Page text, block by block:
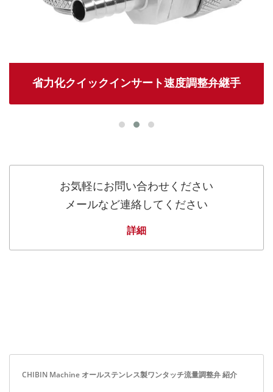
省力化クイックインサート速度調整弁継手
お気軽にお問い合わせください
メールなど連絡してください
詳細
CHIBIN Machine オールステンレス製ワンタッチ流量調整弁 紹介